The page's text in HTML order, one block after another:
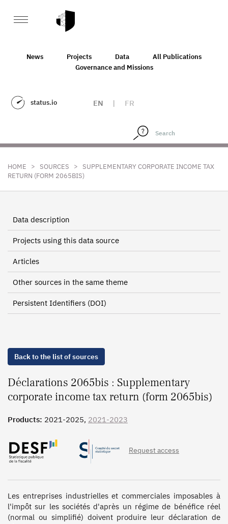
News Projects Data
All Publications
Governance and Missions
status.io EN | FR
HOME > SOURCES > SUPPLEMENTARY CORPORATE INCOME TAX
RETURN (FORM 2065BIS)
Data description
Projects using this data source
Articles
Other sources in the same theme
Persistent Identifiers (DOI)
Back to the list of sources
Déclarations 2065bis : Supplementary
corporate income tax return (form 2065bis)
Products: 2021-2025, 2021-2023
Request access
Les entreprises industrielles et commerciales imposables à
l'impôt sur les sociétés d'après un régime de bénéfice réel
(normal ou simplifié) doivent produire leur déclaration de